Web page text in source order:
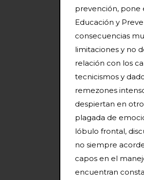
prevención, pone
Educación y
consecuencias
limitaciones y no
relación con los
tecnicismos y
remezones
despiertan en
plagada de
lóbulo frontal,
no siempre
capos en el
encuentran